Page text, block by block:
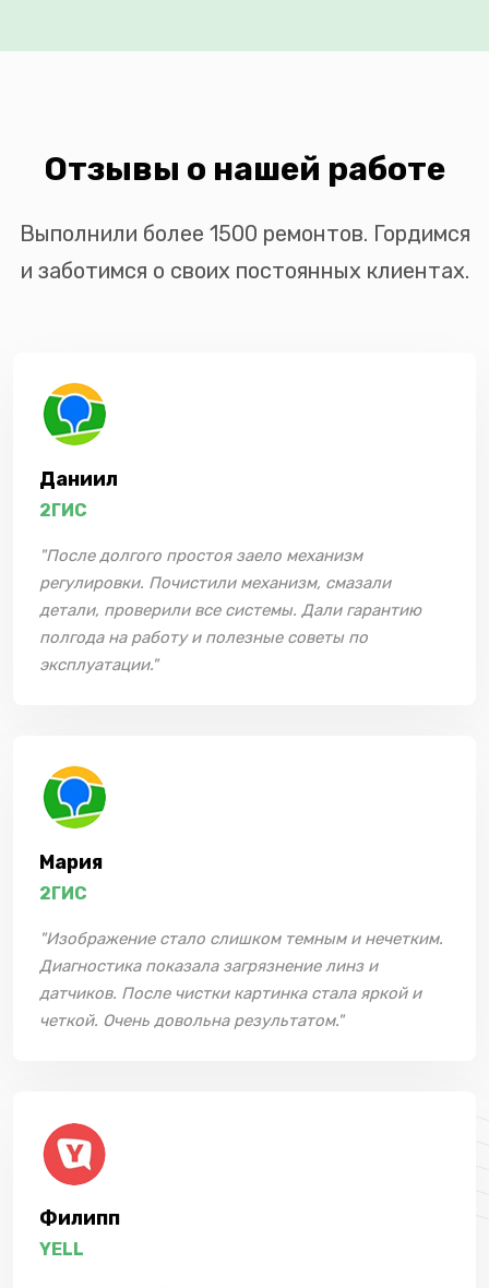
Отзывы о нашей работе
Выполнили более 1500 ремонтов. Гордимся
и заботимся о своих постоянных клиентах.
Даниил
2ГИС
"После долгого простоя заело механизм
регулировки. Почистили механизм, смазали
детали, проверили все системы. Дали гарантию
полгода на работу и полезные советы по
эксплуатации."
Мария
2ГИС
"Изображение стало слишком темным и нечетким.
Диагностика показала загрязнение линз и
датчиков. После чистки картинка стала яркой и
четкой. Очень довольна результатом."
Филипп
YELL